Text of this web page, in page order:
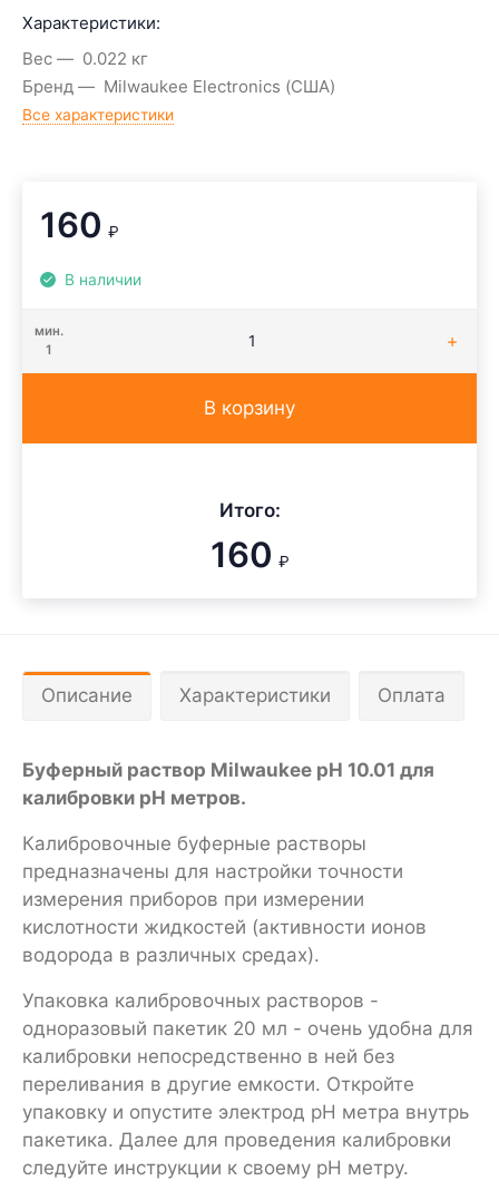
Характеристики:
Вес
0.022 кг
Бренд
Milwaukee Electronics (США)
Все характеристики
160 ₽
В наличии
мин.
1
В корзину
Итого:
160 ₽
Описание Характеристики Оплата
Буферный раствор Milwaukee pH 10.01 для
калибровки pH метров.
Калибровочные буферные растворы
предназначены для настройки точности
измерения приборов при измерении
кислотности жидкостей (активности ионов
водорода в различных средах).
Упаковка калибровочных растворов -
одноразовый пакетик 20 мл - очень удобна для
калибровки непосредственно в ней без
переливания в другие емкости. Откройте
упаковку и опустите электрод pH метра внутрь
пакетика. Далее для проведения калибровки
следуйте инструкции к своему pH метру.